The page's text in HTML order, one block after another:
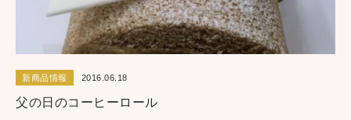
新商品情報 2016.06.18
父の日のコーヒーロール